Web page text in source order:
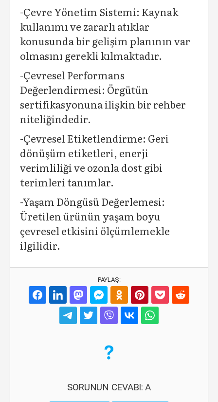
-Çevre Yönetim Sistemi: Kaynak
kullanımı ve zararlı atıklar
konusunda bir gelişim planının var
olmasını gerekli kılmaktadır.
-Çevresel Performans
Değerlendirmesi: Örgütün
sertifikasyonuna ilişkin bir rehber
niteliğindedir.
-Çevresel Etiketlendirme: Geri
dönüşüm etiketleri, enerji
verimliliği ve ozonla dost gibi
terimleri tanımlar.
-Yaşam Döngüsü Değerlemesi:
Üretilen ürünün yaşam boyu
çevresel etkisini ölçümlemekle
ilgilidir.
PAYLAŞ:
SORUNUN CEVABI: A